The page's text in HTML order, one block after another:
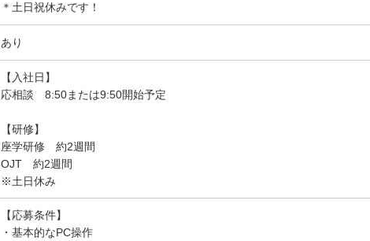
＊土日祝休みです！
あり
【入社日】
応相談 8:50または9:50開始予定
【研修】
座学研修 約2週間
OJT 約2週間
※土日休み
【応募条件】
・基本的なPC操作